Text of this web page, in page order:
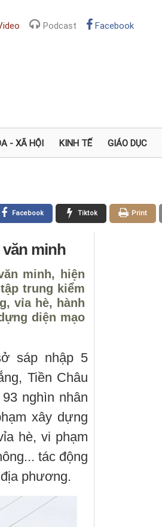
Podcast Facebook
- XÃ HỘI KINH TẾ GIÁO DỤC
Print
Tiktok
Facebook
minh
minh, hiện
trung kiểm
vỉa hè, hành
diện mạo
sáp nhập 5
Tiền Châu
nghìn nhân
xây dựng
hè, vi phạm
tác động
phương.